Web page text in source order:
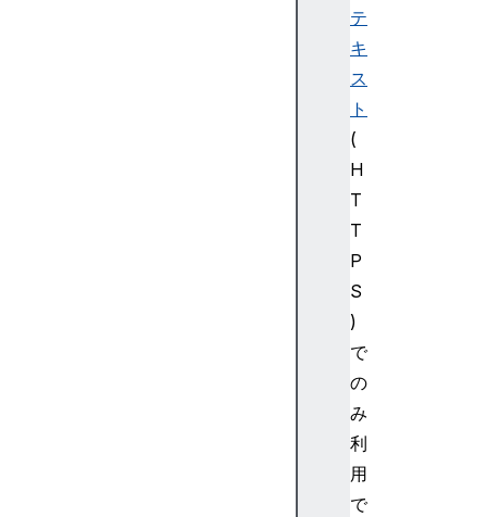
テ
キ
ス
ト
(
H
T
T
P
S
)
で
の
み
利
用
で